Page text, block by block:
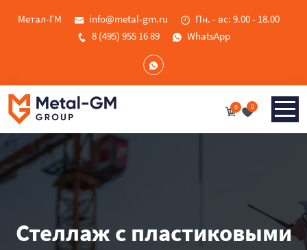
Метал-ГМ info@metal-gm.ru
Пн. - вс: 9.00 - 18.00
8 (495) 955 16 89
WhatsApp
0 0
Стеллаж с пластиковыми